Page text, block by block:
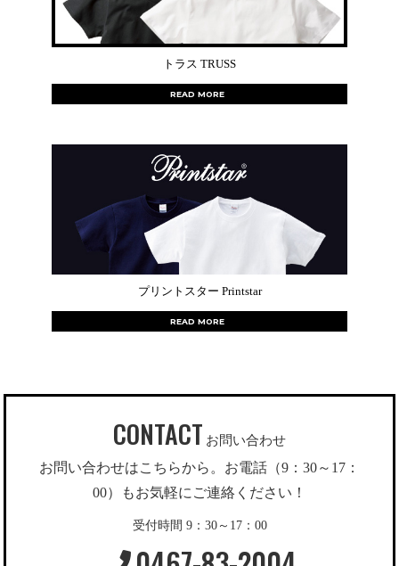
トラス TRUSS
READ MORE
プリントスター Printstar
READ MORE
CONTACT お問い合わせ
お問い合わせはこちらから。お電話（9：30～17：
00）もお気軽にご連絡ください！
受付時間 9：30～17：00